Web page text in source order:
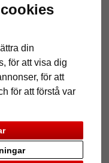
din
för att visa dig
för att
för att förstå var